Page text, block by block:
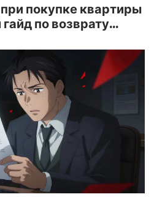
покупке квартиры
по возврату